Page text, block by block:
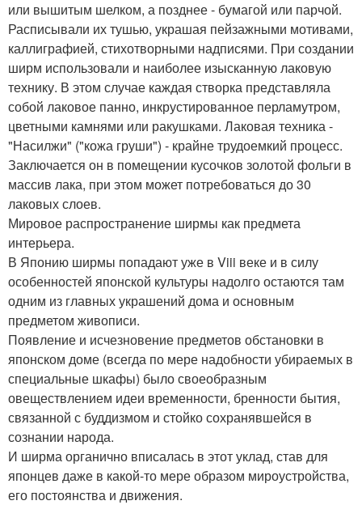
или вышитым шелком, а позднее - бумагой или парчой.
Расписывали их тушью, украшая пейзажными мотивами,
каллиграфией, стихотворными надписями. При создании
ширм использовали и наиболее изысканную лаковую
технику. В этом случае каждая створка представляла
собой лаковое панно, инкрустированное перламутром,
цветными камнями или ракушками. Лаковая техника -
"Насилжи" ("кожа груши") - крайне трудоемкий процесс.
Заключается он в помещении кусочков золотой фольги в
массив лака, при этом может потребоваться до 30
лаковых слоев.
Мировое распространение ширмы как предмета
интерьера.
В Японию ширмы попадают уже в Viii веке и в силу
особенностей японской культуры надолго остаются там
одним из главных украшений дома и основным
предметом живописи.
Появление и исчезновение предметов обстановки в
японском доме (всегда по мере надобности убираемых в
специальные шкафы) было своеобразным
овеществлением идеи временности, бренности бытия,
связанной с буддизмом и стойко сохранявшейся в
сознании народа.
И ширма органично вписалась в этот уклад, став для
японцев даже в какой-то мере образом мироустройства,
его постоянства и движения.